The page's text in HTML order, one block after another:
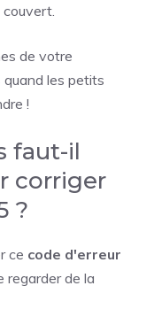
de votre
les petits
!
faut-il
corriger
?
ce code d'erreur
regarder de la